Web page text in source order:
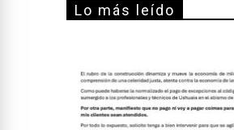
Lo más leído